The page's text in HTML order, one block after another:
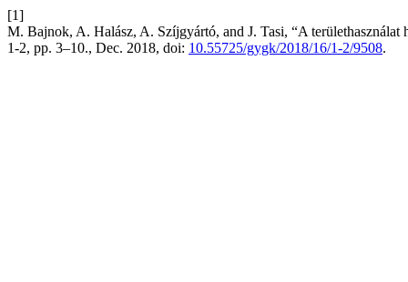
[1]
M. Bajnok, A. Halász, A. Szíjgyártó, and J. Tasi, “A területhasználat
1-2, pp. 3–10., Dec. 2018, doi: 10.55725/gygk/2018/16/1-2/9508.